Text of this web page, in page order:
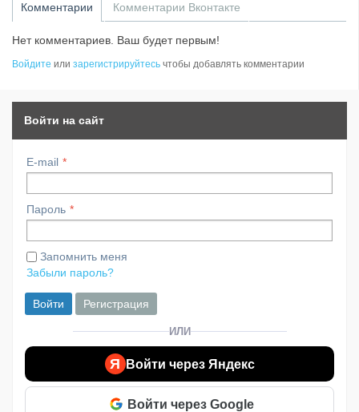
Комментарии Комментарии Вконтакте
Нет комментариев. Ваш будет первым!
Войдите или зарегистрируйтесь чтобы добавлять комментарии
Войти на сайт
E-mail
Пароль
Запомнить меня
Забыли пароль?
Войти Регистрация
ИЛИ
Я Войти через Яндекс
Войти через Google